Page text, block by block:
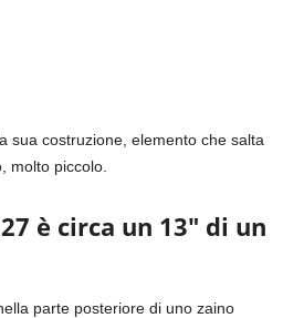
sua costruzione, elemento che salta
molto piccolo.
è circa un 13″ di un
parte posteriore di uno zaino